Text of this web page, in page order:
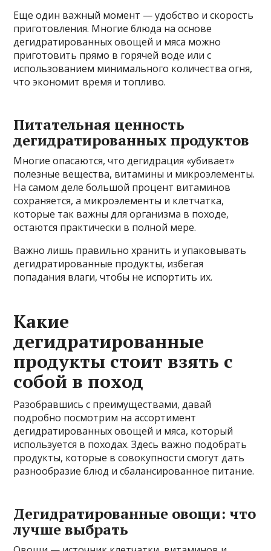
Еще один важный момент — удобство и скорость
приготовления. Многие блюда на основе
дегидратированных овощей и мяса можно
приготовить прямо в горячей воде или с
использованием минимального количества огня,
что экономит время и топливо.
Питательная ценность
дегидратированных продуктов
Многие опасаются, что дегидрация «убивает»
полезные вещества, витамины и микроэлементы.
На самом деле большой процент витаминов
сохраняется, а микроэлементы и клетчатка,
которые так важны для организма в походе,
остаются практически в полной мере.
Важно лишь правильно хранить и упаковывать
дегидратированные продукты, избегая
попадания влаги, чтобы не испортить их.
Какие
дегидратированные
продукты стоит взять с
собой в поход
Разобравшись с преимуществами, давай
подробно посмотрим на ассортимент
дегидратированных овощей и мяса, который
используется в походах. Здесь важно подобрать
продукты, которые в совокупности смогут дать
разнообразие блюд и сбалансированное питание.
Дегидратированные овощи: что
лучше выбрать